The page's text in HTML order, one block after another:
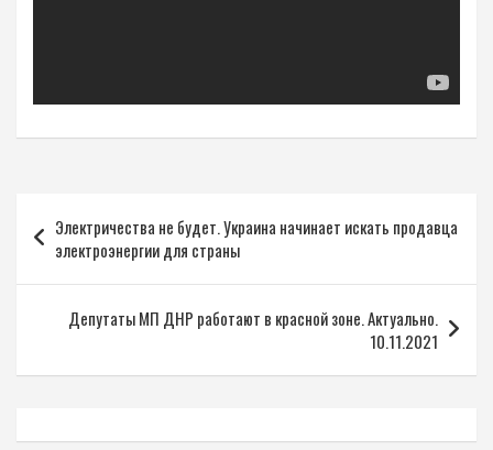
по
записям
Электричества не будет. Украина начинает искать продавца
электроэнергии для страны
Депутаты МП ДНР работают в красной зоне. Актуально.
10.11.2021